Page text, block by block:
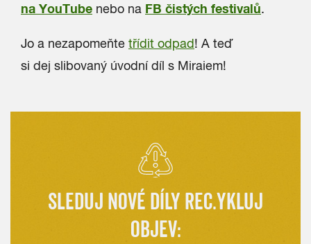
na YouTube nebo na FB čistých festivalů.
Jo a nezapomeňte třídit odpad! A teď
si dej slibovaný úvodní díl s Miraiem!
SLEDUJ NOVÉ DÍLY REC.YKLUJ
OBJEV: